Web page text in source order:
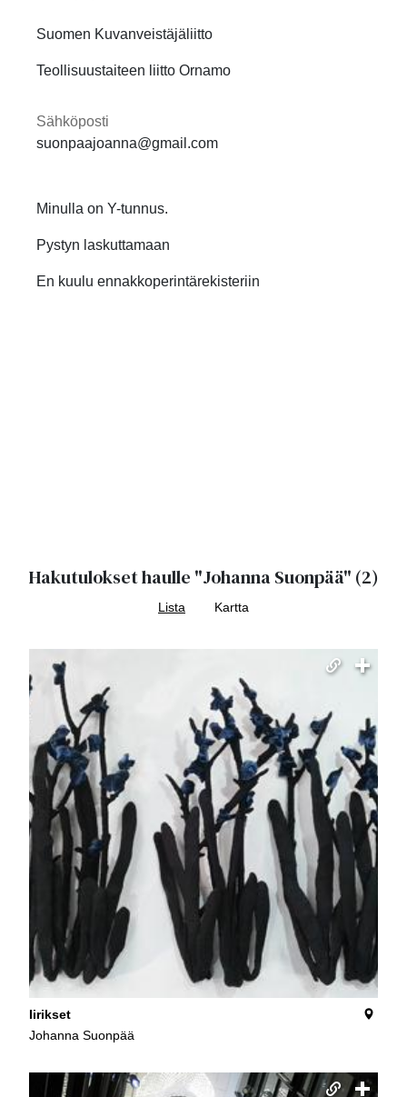
Suomen Kuvanveistäjäliitto
Teollisuustaiteen liitto Ornamo
Sähköposti
suonpaajoanna@gmail.com
Minulla on Y-tunnus.
Pystyn laskuttamaan
En kuulu ennakkoperintärekisteriin
Hakutulokset haulle "Johanna Suonpää" (2)
Lista Kartta
Iirikset
Johanna Suonpää